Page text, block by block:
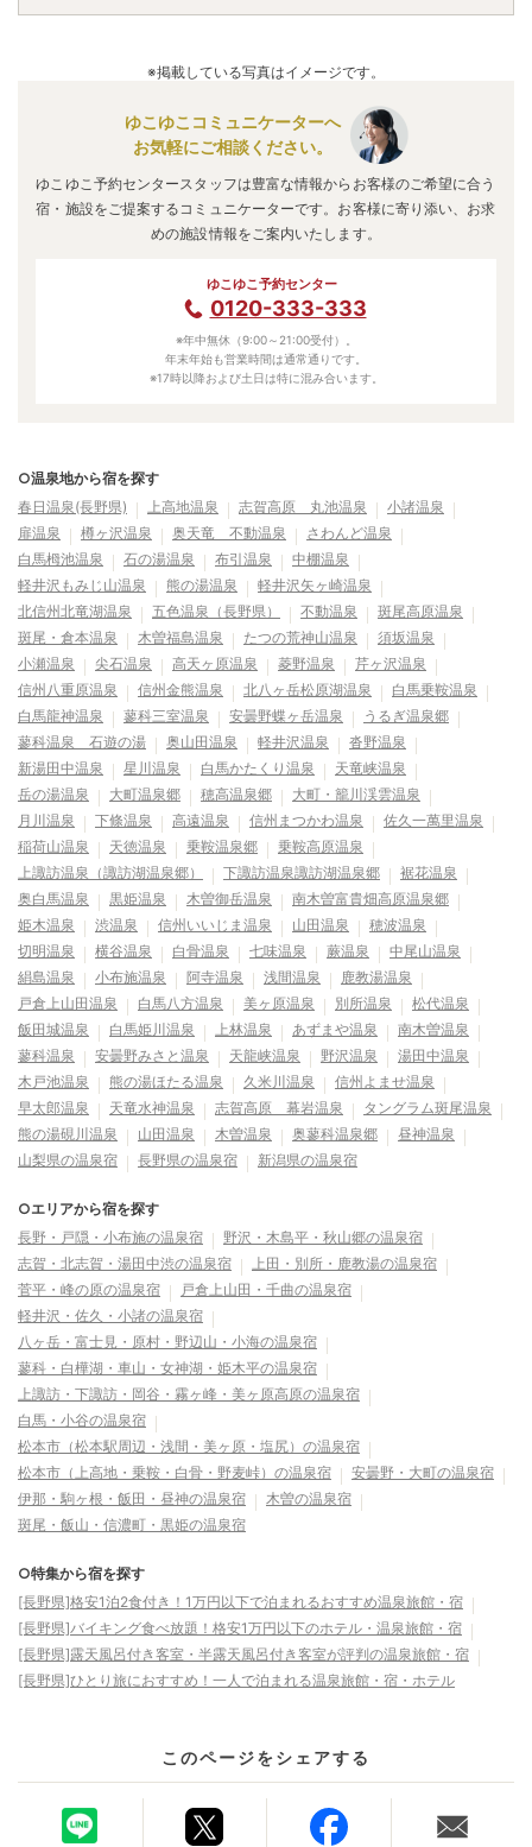
※掲載している写真はイメージです。
ゆこゆこコミュニケーターへ
お気軽にご相談ください。
ゆこゆこ予約センタースタッフは豊富な情報からお客様のご希望に合う
宿・施設をご提案するコミュニケーターです。お客様に寄り添い、お求
めの施設情報をご案内いたします。
ゆこゆこ予約センター
0120-333-333
※年中無休（9:00～21:00受付）。
年末年始も営業時間は通常通りです。
※17時以降および土日は特に混み合います。
○温泉地から宿を探す
春日温泉(長野県)
上高地温泉 志賀高原 丸池温泉
小諸温泉
扉温泉
樽ヶ沢温泉 奥天竜 不動温泉
さわんど温泉
白馬栂池温泉
石の湯温泉 布引温泉
中棚温泉
軽井沢もみじ山温泉
熊の湯温泉
軽井沢矢ヶ崎温泉
北信州北竜湖温泉
五色温泉（長野県） 不動温泉
斑尾高原温泉
斑尾・倉本温泉
木曽福島温泉 たつの荒神山温泉
須坂温泉
小瀬温泉
尖石温泉 高天ヶ原温泉 菱野温泉
芹ヶ沢温泉
信州八重原温泉
信州金熊温泉 北八ヶ岳松原湖温泉
白馬乗鞍温泉
白馬龍神温泉
蓼科三室温泉 安曇野蝶ヶ岳温泉
うるぎ温泉郷
蓼科温泉 石遊の湯
奥山田温泉 軽井沢温泉
沓野温泉
新湯田中温泉
星川温泉 白馬かたくり温泉
天竜峡温泉
岳の湯温泉
大町温泉郷 穂高温泉郷
大町・籠川渓雲温泉
月川温泉
下條温泉 高遠温泉 信州まつかわ温泉
佐久一萬里温泉
稲荷山温泉
天徳温泉 乗鞍温泉郷
乗鞍高原温泉
上諏訪温泉（諏訪湖温泉郷）
下諏訪温泉諏訪湖温泉郷
裾花温泉
奥白馬温泉
黒姫温泉 木曽御岳温泉
南木曽富貴畑高原温泉郷
姫木温泉
渋温泉 信州いいじま温泉 山田温泉
穂波温泉
切明温泉
横谷温泉 白骨温泉 七味温泉 蕨温泉
中尾山温泉
絹島温泉
小布施温泉 阿寺温泉 浅間温泉
鹿教湯温泉
戸倉上山田温泉
白馬八方温泉 美ヶ原温泉 別所温泉
松代温泉
飯田城温泉
白馬姫川温泉 上林温泉 あずまや温泉
南木曽温泉
蓼科温泉
安曇野みさと温泉 天龍峡温泉 野沢温泉
湯田中温泉
木戸池温泉
熊の湯ほたる温泉 久米川温泉
信州よませ温泉
早太郎温泉
天竜水神温泉 志賀高原 幕岩温泉
タングラム斑尾温泉
熊の湯硯川温泉
山田温泉 木曽温泉 奥蓼科温泉郷
昼神温泉
山梨県の温泉宿
長野県の温泉宿 新潟県の温泉宿
○エリアから宿を探す
長野・戸隠・小布施の温泉宿
野沢・木島平・秋山郷の温泉宿
志賀・北志賀・湯田中渋の温泉宿
上田・別所・鹿教湯の温泉宿
菅平・峰の原の温泉宿
戸倉上山田・千曲の温泉宿
軽井沢・佐久・小諸の温泉宿
八ヶ岳・富士見・原村・野辺山・小海の温泉宿
蓼科・白樺湖・車山・女神湖・姫木平の温泉宿
上諏訪・下諏訪・岡谷・霧ヶ峰・美ヶ原高原の温泉宿
白馬・小谷の温泉宿
松本市（松本駅周辺・浅間・美ヶ原・塩尻）の温泉宿
松本市（上高地・乗鞍・白骨・野麦峠）の温泉宿
安曇野・大町の温泉宿
伊那・駒ヶ根・飯田・昼神の温泉宿
木曽の温泉宿
斑尾・飯山・信濃町・黒姫の温泉宿
○特集から宿を探す
[長野県]格安1泊2食付き！1万円以下で泊まれるおすすめ温泉旅館・宿
[長野県]バイキング食べ放題！格安1万円以下のホテル・温泉旅館・宿
[長野県]露天風呂付き客室・半露天風呂付き客室が評判の温泉旅館・宿
[長野県]ひとり旅におすすめ！一人で泊まれる温泉旅館・宿・ホテル
このページをシェアする